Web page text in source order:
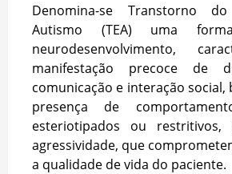
Denomina-se Transtorno
Autismo (TEA) uma
neurodesenvolvimento,
manifestação precoce de
comunicação e interação social,
presença de
esteriotipados ou restritivos,
agressividade, que
a qualidade de vida do paciente.